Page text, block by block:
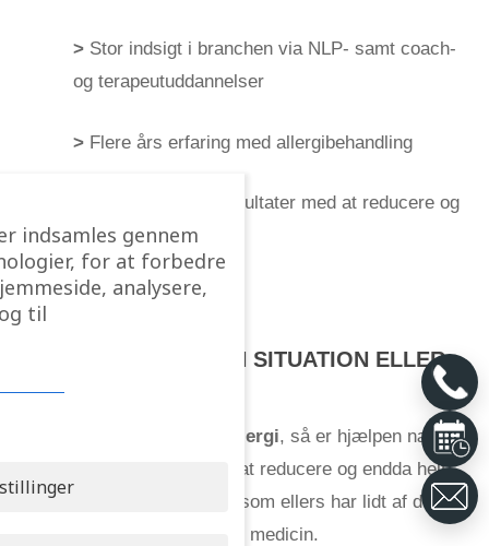
>Stor indsigt i branchen via NLP- samt coach-
og terapeutuddannelser
>Flere års erfaring med allergibehandling
Mange positive resultater med at reducere og
fjerne allergier
FÅ EN SNAK OM DIN SITUATION ELLER
BOOK EN TID
fri for allergi, så er hjælpen nær.
Jeg har god erfaring med at reducere og endda helt
fjerne allergi hos klienter, som ellers har lidt af det i
flere år – helt uden brug af medicin.
indsamles gennem
for at forbedre
analysere,
til